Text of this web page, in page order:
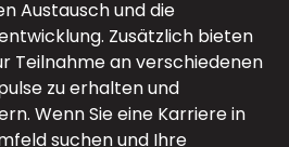
Austausch und die
Zusätzlich bieten
Teilnahme an verschiedenen
zu erhalten und
Wenn Sie eine Karriere in
suchen und Ihre